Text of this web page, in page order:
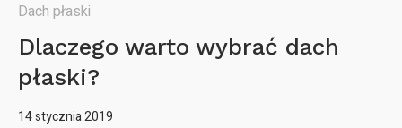
Dach płaski
Dlaczego warto wybrać dach
płaski?
14 stycznia 2019